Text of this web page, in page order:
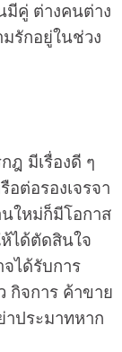
มีคู่ ต่างคนต่าง
รักอยู่ในช่วง
ฎ มีเรื่องดี ๆ
อต่อรองเจรจา
ใหม่ก็มีโอกาส
ห้ได้ตัดสินใจ
ได้รับการ
กิจการ ค้าขาย
าประมาทหาก